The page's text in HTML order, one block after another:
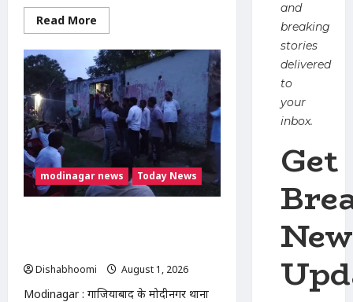
Read More
more
Modinagar
:
निवाड़ी
की
बेटी
स्टाइलिश
शिवानी
ने
किया
कमाल,
120
लड़कियों
के
साथ
modinagar news Today News
Dishabhoomi
August 1, 2026
Modinagar : गाजियाबाद के मोदीनगर थाना
and
breaking
stories
delivered
to
your
inbox.
Get